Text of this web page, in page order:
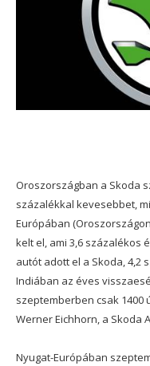
Oroszországban a Skoda
százalékkal kevesebbet,
Európában
kelt el, ami 3,6 százalékos
autót adott el a Skoda, 4,2
Indiában az éves
szeptemberben csak 1400
Werner Eichhorn, a Skoda
Nyugat-Európában